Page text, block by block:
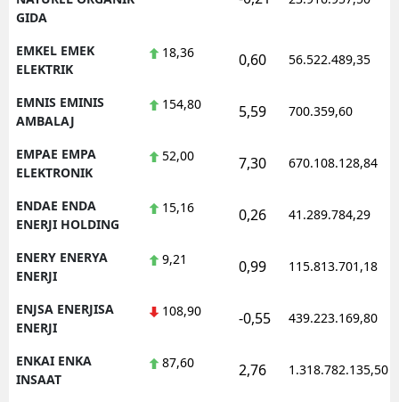
GIDA
EMKEL EMEK
ELEKTRIK
18,36 0,60 56.522.489,35
EMNIS EMINIS
AMBALAJ
154,80 5,59 700.359,60
EMPAE EMPA
ELEKTRONIK
52,00 7,30 670.108.128,84
ENDAE ENDA
ENERJI HOLDING
15,16 0,26 41.289.784,29
ENERY ENERYA
ENERJI
9,21 0,99 115.813.701,18
ENJSA ENERJISA
ENERJI
108,90 -0,55 439.223.169,80
ENKAI ENKA
INSAAT
87,60 2,76 1.318.782.135,50